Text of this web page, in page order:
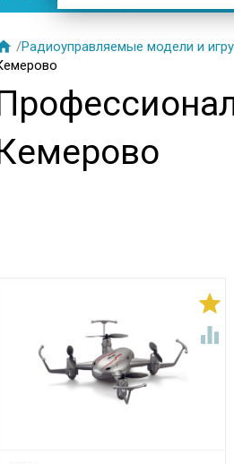
/Радиоуправляемые модели и

